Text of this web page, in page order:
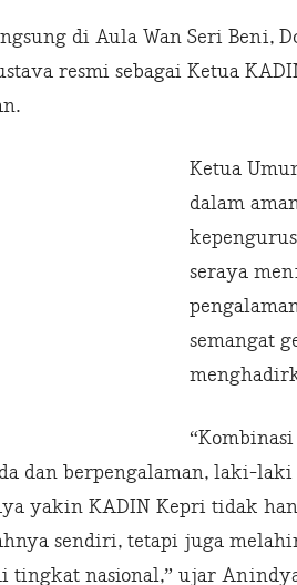
di Aula Wan Seri Beni,
resmi sebagai Ketua
Ketua
dalam
seraya
semangat
dan berpengalaman, laki-
yakin KADIN Kepri tidak
sendiri, tetapi juga
tingkat nasional,” ujar